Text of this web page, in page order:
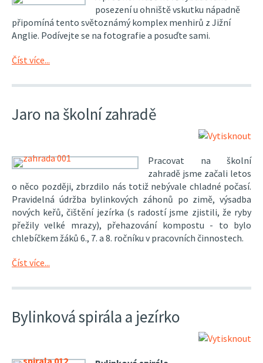
posezení u ohniště vskutku nápadně
připomíná tento světoznámý komplex menhirů z Jižní
Anglie. Podívejte se na fotografie a posuďte sami.
Číst více...
Jaro na školní zahradě
Pracovat na školní
zahradě jsme začali letos
o něco později, zbrzdilo nás totiž nebývale chladné počasí.
Pravidelná údržba bylinkových záhonů po zimě, výsadba
nových keřů, čištění jezírka (s radostí jsme zjistili, že ryby
přežily velké mrazy), přehazování kompostu - to bylo
chlebíčkem žáků 6., 7. a 8. ročníku v pracovních činnostech.
Číst více...
Bylinková spirála a jezírko